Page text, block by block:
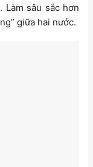
sâu sắc hơn
giữa hai nước.